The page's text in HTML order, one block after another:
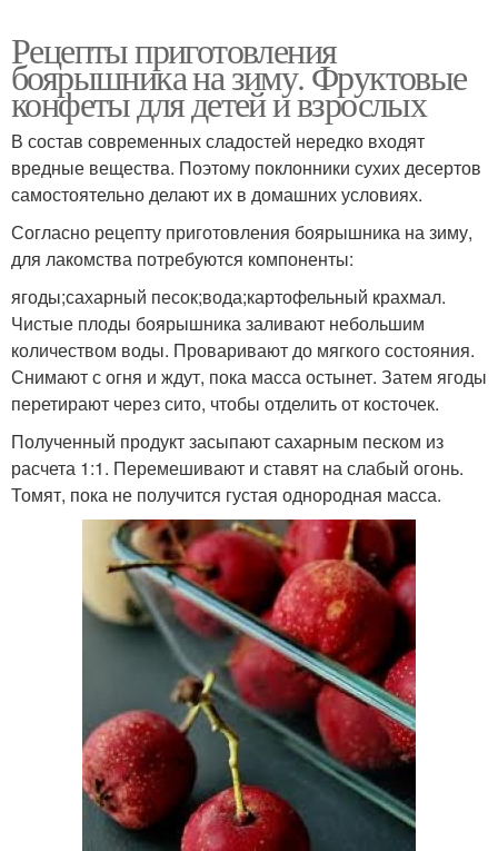
Рецепты приготовления
боярышника на зиму. Фруктовые
конфеты для детей и взрослых
В состав современных сладостей нередко входят
вредные вещества. Поэтому поклонники сухих десертов
самостоятельно делают их в домашних условиях.
Согласно рецепту приготовления боярышника на зиму,
для лакомства потребуются компоненты:
ягоды;сахарный песок;вода;картофельный крахмал.
Чистые плоды боярышника заливают небольшим
количеством воды. Проваривают до мягкого состояния.
Снимают с огня и ждут, пока масса остынет. Затем ягоды
перетирают через сито, чтобы отделить от косточек.
Полученный продукт засыпают сахарным песком из
расчета 1:1. Перемешивают и ставят на слабый огонь.
Томят, пока не получится густая однородная масса.